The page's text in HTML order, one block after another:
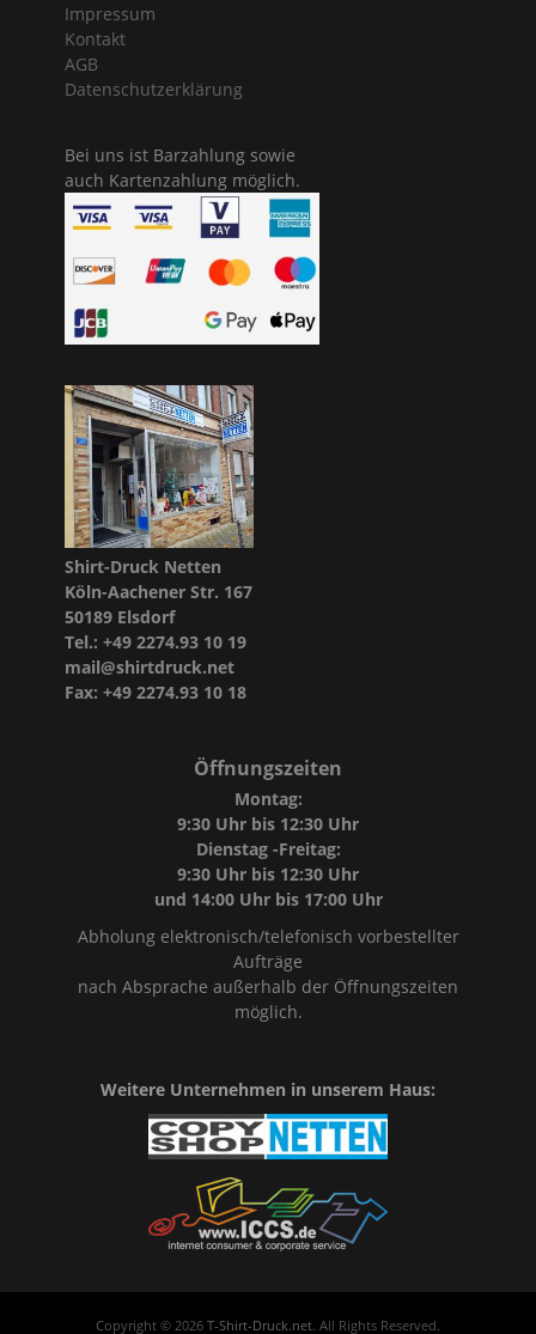
Impressum
Kontakt
AGB
Datenschutzerklärung
Bei uns ist Barzahlung sowie
auch Kartenzahlung möglich.
Shirt-Druck Netten
Köln-Aachener Str. 167
50189 Elsdorf
Tel.: +49 2274.93 10 19
mail@shirtdruck.net
Fax: +49 2274.93 10 18
Öffnungszeiten
Montag:
9:30 Uhr bis 12:30 Uhr
Dienstag -Freitag:
9:30 Uhr bis 12:30 Uhr
und 14:00 Uhr bis 17:00 Uhr
Abholung elektronisch/telefonisch vorbestellter
Aufträge
nach Absprache außerhalb der Öffnungszeiten
möglich.
Weitere Unternehmen in unserem Haus:
Copyright © 2026 T-Shirt-Druck.net. All Rights Reserved.